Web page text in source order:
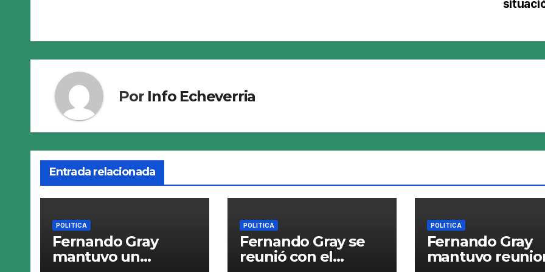
Por Info Echeverria
Entrada relacionada
POLITICA
Fernando Gray
mantuvo un
POLITICA
Fernando Gray se
reunió con el
POLITICA
Fernando Gray
mantuvo